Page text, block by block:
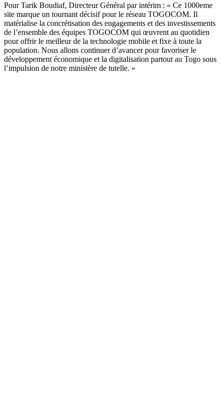
Pour Tarik Boudiaf, Directeur Général par intérim : « Ce 1000eme
site marque un tournant décisif pour le réseau TOGOCOM. Il
matérialise la concrétisation des engagements et des investissements
de l’ensemble des équipes TOGOCOM qui œuvrent au quotidien
pour offrir le meilleur de la technologie mobile et fixe à toute la
population. Nous allons continuer d’avancer pour favoriser le
développement économique et la digitalisation partout au Togo sous
l’impulsion de notre ministère de tutelle. »